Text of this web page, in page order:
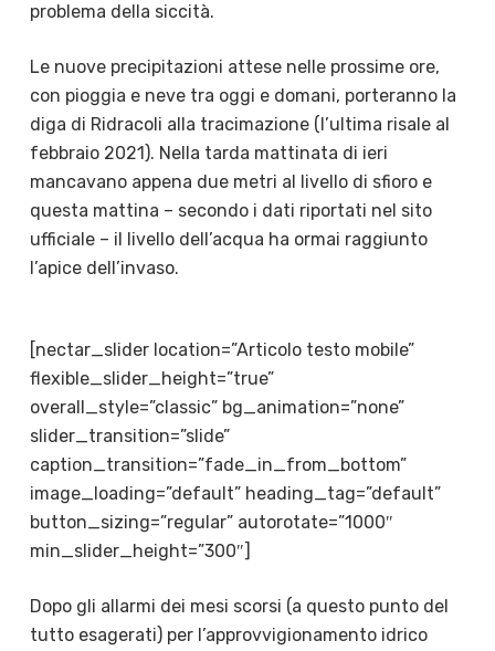
problema della siccità.
Le nuove precipitazioni attese nelle prossime ore,
con pioggia e neve tra oggi e domani, porteranno la
diga di Ridracoli alla tracimazione (l’ultima risale al
febbraio 2021). Nella tarda mattinata di ieri
mancavano appena due metri al livello di sfioro e
questa mattina – secondo i dati riportati nel sito
ufficiale – il livello dell’acqua ha ormai raggiunto
l’apice dell’invaso.
[nectar_slider location=”Articolo testo mobile”
flexible_slider_height=”true”
overall_style=”classic” bg_animation=”none”
slider_transition=”slide”
caption_transition=”fade_in_from_bottom”
image_loading=”default” heading_tag=”default”
button_sizing=”regular” autorotate=”1000″
min_slider_height=”300″]
Dopo gli allarmi dei mesi scorsi (a questo punto del
tutto esagerati) per l’approvvigionamento idrico